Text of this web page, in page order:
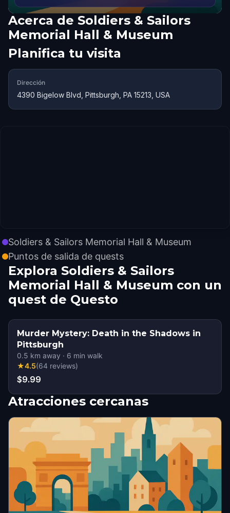
Acerca de Soldiers & Sailors
Memorial Hall & Museum
Planifica tu visita
Dirección
4390 Bigelow Blvd, Pittsburgh, PA 15213, USA
Soldiers & Sailors Memorial Hall & Museum
Puntos de salida de quests
Explora Soldiers & Sailors
Memorial Hall & Museum con un
quest de Questo
Murder Mystery: Death in the Shadows in
Pittsburgh
0.5 km away · 6 min walk
★4.5(64 reviews)
$9.99
Atracciones cercanas